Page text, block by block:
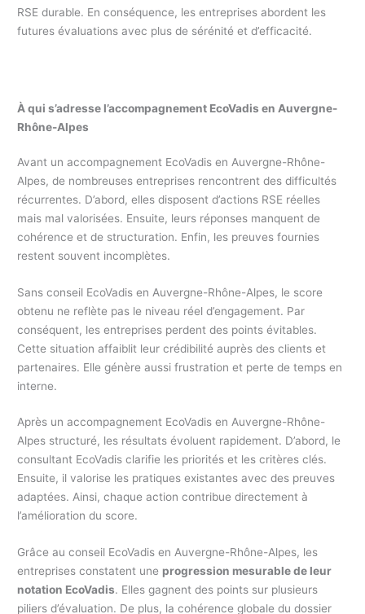
RSE durable. En conséquence, les entreprises abordent les
futures évaluations avec plus de sérénité et d’efficacité.
À qui s’adresse l’accompagnement EcoVadis en Auvergne-
Rhône-Alpes
Avant un accompagnement EcoVadis en Auvergne-Rhône-
Alpes, de nombreuses entreprises rencontrent des difficultés
récurrentes. D’abord, elles disposent d’actions RSE réelles
mais mal valorisées. Ensuite, leurs réponses manquent de
cohérence et de structuration. Enfin, les preuves fournies
restent souvent incomplètes.
Sans conseil EcoVadis en Auvergne-Rhône-Alpes, le score
obtenu ne reflète pas le niveau réel d’engagement. Par
conséquent, les entreprises perdent des points évitables.
Cette situation affaiblit leur crédibilité auprès des clients et
partenaires. Elle génère aussi frustration et perte de temps en
interne.
Après un accompagnement EcoVadis en Auvergne-Rhône-
Alpes structuré, les résultats évoluent rapidement. D’abord, le
consultant EcoVadis clarifie les priorités et les critères clés.
Ensuite, il valorise les pratiques existantes avec des preuves
adaptées. Ainsi, chaque action contribue directement à
l’amélioration du score.
Grâce au conseil EcoVadis en Auvergne-Rhône-Alpes, les
entreprises constatent une progression mesurable de leur
notation EcoVadis. Elles gagnent des points sur plusieurs
piliers d’évaluation. De plus, la cohérence globale du dossier